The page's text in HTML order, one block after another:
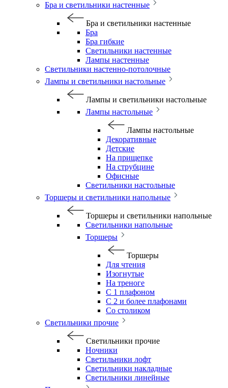
Бра и светильники настенные
Бра и светильники настенные
Бра
Бра гибкие
Светильники настенные
Лампы настенные
Светильники настенно-потолочные
Лампы и светильники настольные
Лампы и светильники настольные
Лампы настольные
Лампы настольные
Декоративные
Детские
На прищепке
На струбцине
Офисные
Светильники настольные
Торшеры и светильники напольные
Торшеры и светильники напольные
Светильники напольные
Торшеры
Торшеры
Для чтения
Изогнутые
На треноге
С 1 плафоном
С 2 и более плафонами
Со столиком
Светильники прочие
Светильники прочие
Ночники
Светильники лофт
Светильники накладные
Светильники линейные